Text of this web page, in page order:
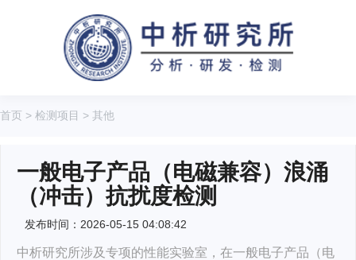
首页 > 检测项目 > 其他
一般电子产品（电磁兼容）浪涌
（冲击）抗扰度检测
发布时间：2026-05-15 04:08:42
中析研究所涉及专项的性能实验室，在一般电子产品（电